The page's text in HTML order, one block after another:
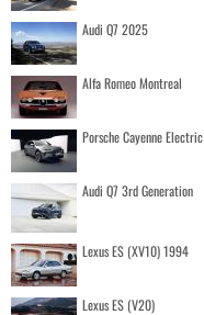
Audi Q7 2025
Alfa Romeo Montreal
Porsche Cayenne Electric
Audi Q7 3rd Generation
Lexus ES (XV10) 1994
Lexus ES (V20)